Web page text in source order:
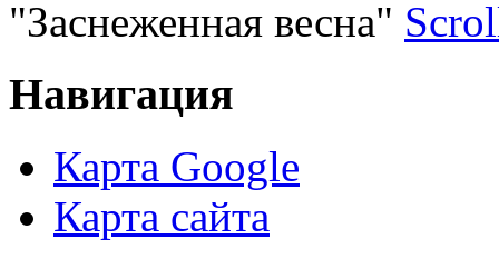
"Заснеженная весна"
Навигация
Карта Google
Карта сайта